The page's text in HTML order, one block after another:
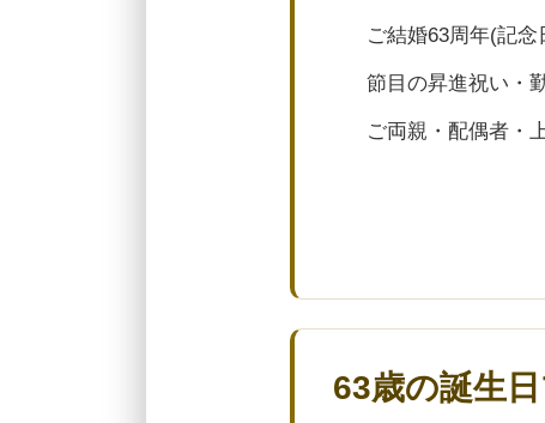
ご結婚63周年(記念
節目の昇進祝い・
ご両親・配偶者・
63歳の誕生